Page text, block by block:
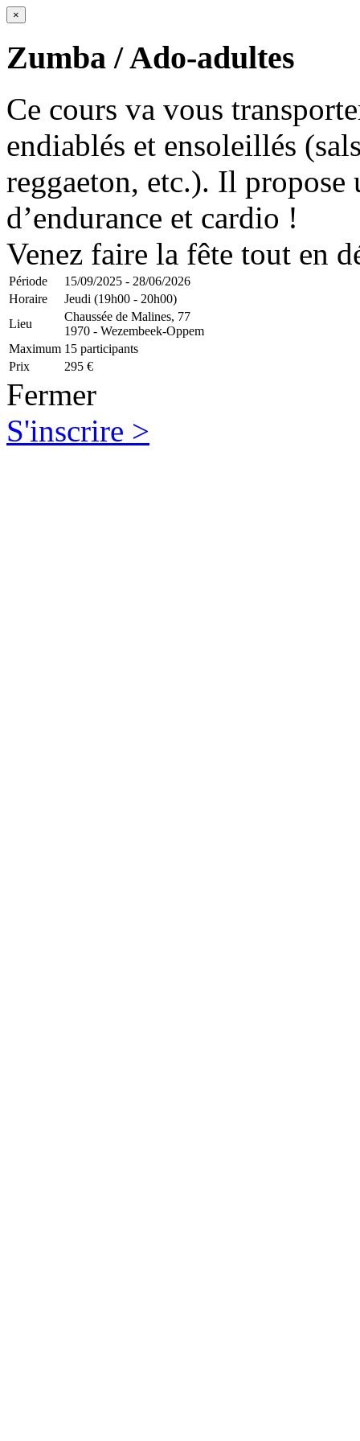
×
Zumba / Ado-adultes
Ce cours va vous
endiablés et ensoleillés
reggaeton, etc.). Il propose
d’endurance et cardio !
Venez faire la fête tout en
Période
15/09/2025 - 28/06/2026
Horaire
Jeudi (19h00 - 20h00)
Lieu
Chaussée de Malines, 77
1970 - Wezembeek-Oppem
Maximum 15 participants
Prix
295 €
Fermer
S'inscrire >